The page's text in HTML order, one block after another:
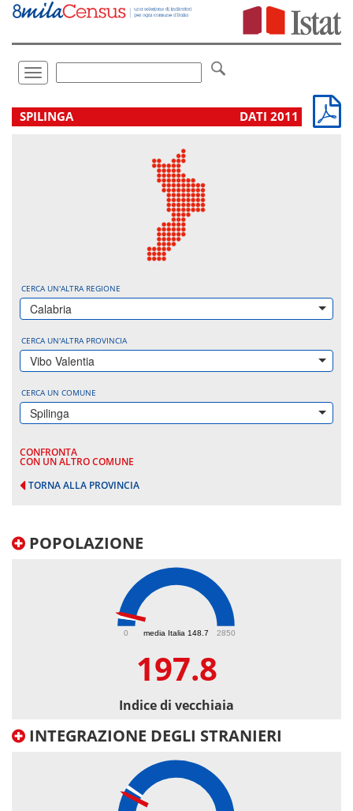
Vai
direttamente
Toggle
navigation
.
SPILINGA DATI 2011
CERCA UN'ALTRA REGIONE
Calabria
CERCA UN'ALTRA PROVINCIA
Vibo Valentia
CERCA UN COMUNE
Spilinga
CONFRONTA
CON UN ALTRO COMUNE
TORNA ALLA PROVINCIA
POPOLAZIONE
media Italia 148.7
0 2850
197.8
Indice di vecchiaia
INTEGRAZIONE DEGLI STRANIERI